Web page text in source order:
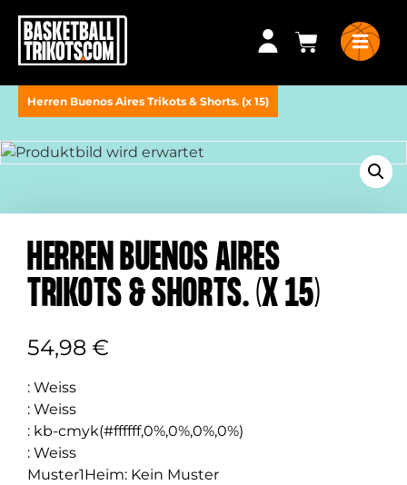
Herren Buenos Aires Trikots & Shorts. (x 15)
HERREN BUENOS AIRES
TRIKOTS & SHORTS. (X 15)
54,98 €
: Weiss
: Weiss
: kb-cmyk(#ffffff,0%,0%,0%,0%)
: Weiss
Muster1Heim: Kein Muster